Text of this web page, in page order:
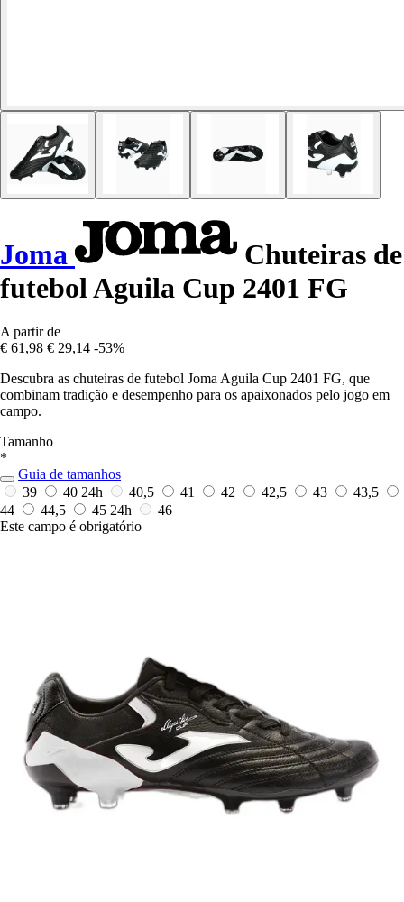
Joma
Chuteiras de
futebol Aguila Cup 2401 FG
A partir de
€ 61,98 € 29,14 -53%
Descubra as chuteiras de futebol Joma Aguila Cup 2401 FG, que
combinam tradição e desempenho para os apaixonados pelo jogo em
campo.
Tamanho
*
Guia de tamanhos
39
40 24h 40,5 41 42 42,5 43
43,5
44
44,5 45 24h
46
Este campo é obrigatório